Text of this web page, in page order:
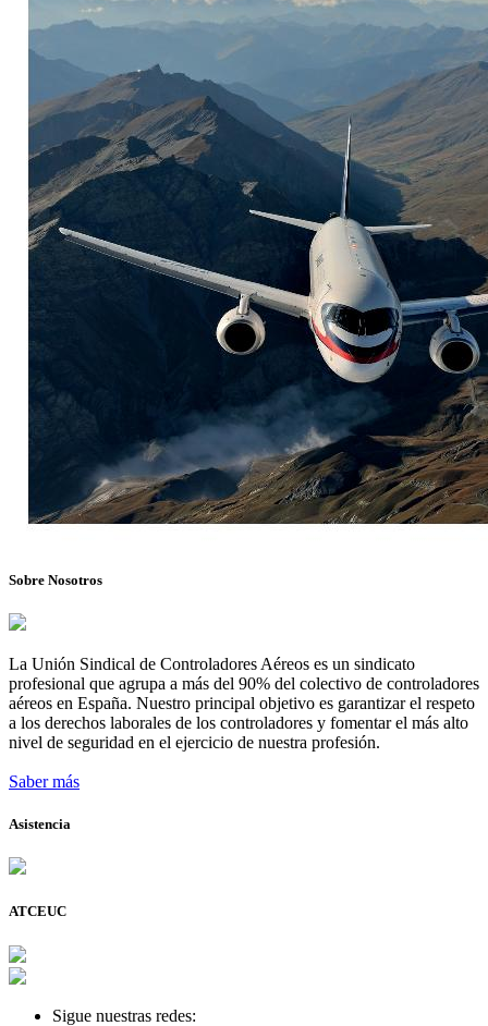
Sobre Nosotros
La Unión Sindical de Controladores Aéreos es un sindicato
profesional que agrupa a más del 90% del colectivo de controladores
aéreos en España. Nuestro principal objetivo es garantizar el respeto
a los derechos laborales de los controladores y fomentar el más alto
nivel de seguridad en el ejercicio de nuestra profesión.
Saber más
Asistencia
ATCEUC
Sigue nuestras redes: